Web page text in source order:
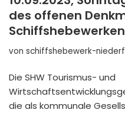
des offenen
von schiffshebewerk-
Die SHW Tourismus- und
die als kommunale